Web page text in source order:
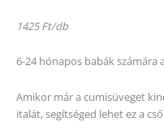
1425 Ft/db
6-24 hónapos babák számára
Amikor már a cumisüveget
italát, segítséged lehet ez a